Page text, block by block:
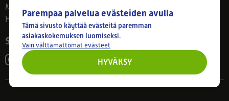
Ma–Pe 8–17
Huom! Myymälän poikkeusaukiolot: 27.7.-21.8. klo 8-16
Seuraa meitä
Parempaa palvelua evästeiden avulla
Tämä sivusto käyttää evästeitä paremman
asiakaskokemuksen luomiseksi.
Vain välttämättömät evästeet
HYVÄKSY